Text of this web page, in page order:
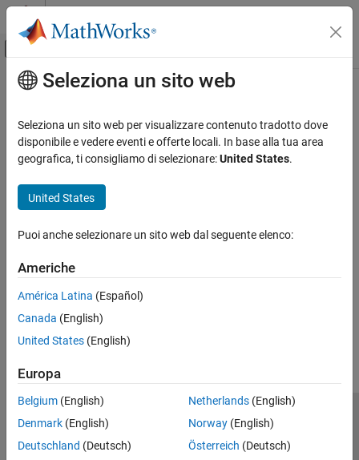
Vai al contenuto
Attiva/disattiva menu di navigazione
Pagina iniziale della documentazione
Contenuto principale
Seleziona un sito web
Seleziona un sito web per visualizzare contenuto tradotto dove
disponibile e vedere eventi e offerte locali. In base alla tua area
geografica, ti consigliamo di selezionare:United States.
United States
Puoi anche selezionare un sito web dal seguente elenco:
Americhe
América Latina (Español)
Canada (English)
United States (English)
Europa
Belgium (English)
Denmark (English)
Deutschland (Deutsch)
Netherlands(English)
Norway(English)
Österreich (Deutsch)
Centro di fiducia
Informativa sulla privacy
Antipirateria
Stato dell'applicazione
Contatti